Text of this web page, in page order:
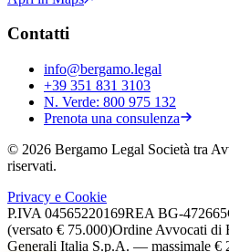
Contatti
info@bergamo.legal
+39 351 831 3103
N. Verde: 800 975 132
Prenota una consulenza
© 2026 Bergamo Legal Società tra
riservati.
Privacy e Cookie
P.IVA 04565220169REA BG-472665
(versato € 75.000)Ordine Avvocati di
Generali Italia S.p.A. — massimale €